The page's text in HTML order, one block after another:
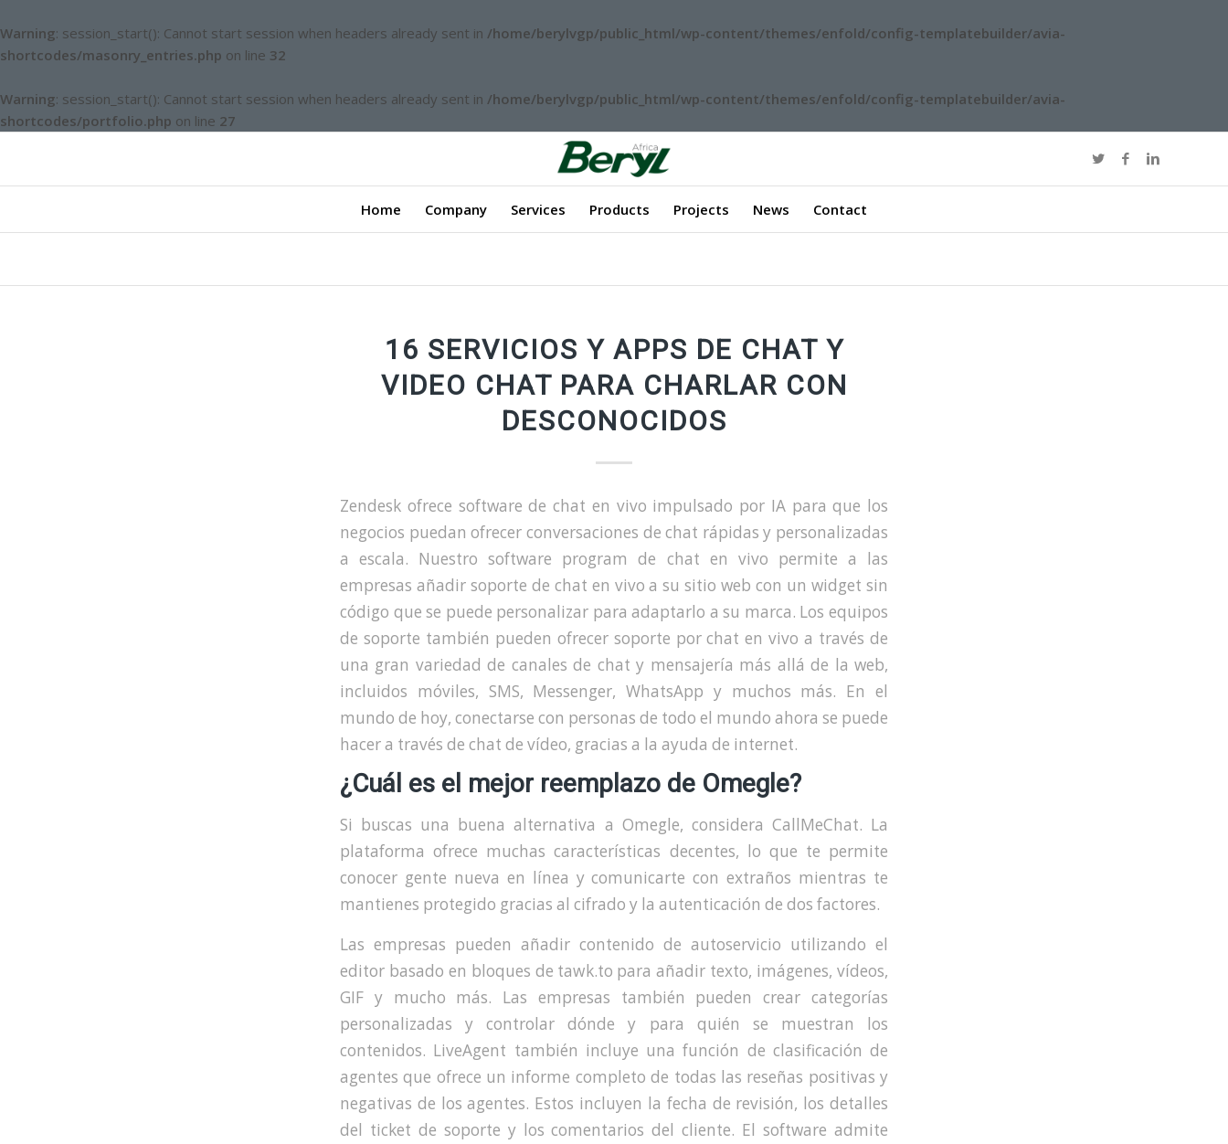
Warning: session_start(): Cannot start session when headers already sent in /home/berylvgp/public_html/wp-content/themes/enfold/config-templatebuilder/avia-
shortcodes/masonry_entries.php on line 32
Warning: session_start(): Cannot start session when headers already sent in /home/berylvgp/public_html/wp-content/themes/enfold/config-templatebuilder/avia-
shortcodes/portfolio.php on line 27
Home Company Services Products Projects News Contact
16 SERVICIOS Y APPS DE CHAT Y
VIDEO CHAT PARA CHARLAR CON
DESCONOCIDOS
Zendesk ofrece software de chat en vivo impulsado por IA para que los
negocios puedan ofrecer conversaciones de chat rápidas y personalizadas
a escala. Nuestro software program de chat en vivo permite a las
empresas añadir soporte de chat en vivo a su sitio web con un widget sin
código que se puede personalizar para adaptarlo a su marca. Los equipos
de soporte también pueden ofrecer soporte por chat en vivo a través de
una gran variedad de canales de chat y mensajería más allá de la web,
incluidos móviles, SMS, Messenger, WhatsApp y muchos más. En el
mundo de hoy, conectarse con personas de todo el mundo ahora se puede
hacer a través de chat de vídeo, gracias a la ayuda de internet.
¿Cuál es el mejor reemplazo de Omegle?
Si buscas una buena alternativa a Omegle, considera CallMeChat. La
plataforma ofrece muchas características decentes, lo que te permite
conocer gente nueva en línea y comunicarte con extraños mientras te
mantienes protegido gracias al cifrado y la autenticación de dos factores.
Las empresas pueden añadir contenido de autoservicio utilizando el
editor basado en bloques de tawk.to para añadir texto, imágenes, vídeos,
GIF y mucho más. Las empresas también pueden crear categorías
personalizadas y controlar dónde y para quién se muestran los
contenidos. LiveAgent también incluye una función de clasificación de
agentes que ofrece un informe completo de todas las reseñas positivas y
negativas de los agentes. Estos incluyen la fecha de revisión, los detalles
del ticket de soporte y los comentarios del cliente. El software admite